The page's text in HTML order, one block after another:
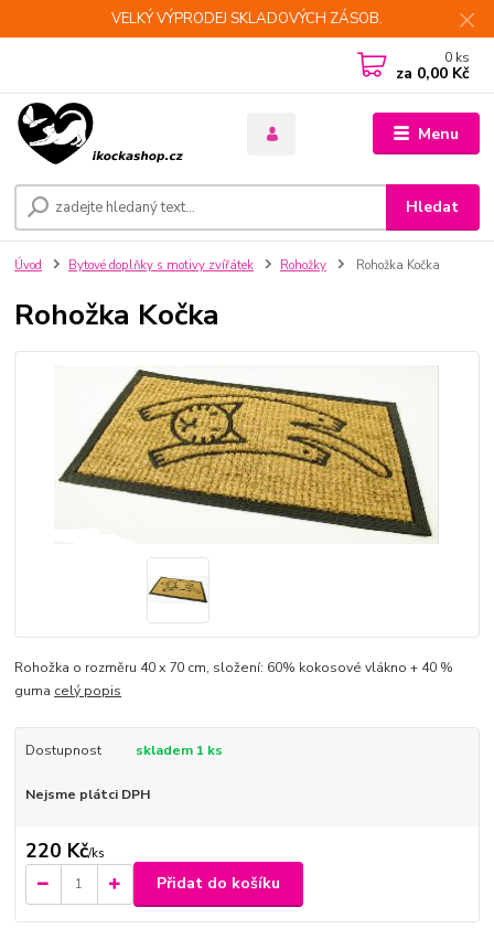
VELKÝ VÝPRODEJ SKLADOVÝCH ZÁSOB.
Menu
Hledat
0 ks
za 0,00 Kč
Úvod Bytové doplňky s motivy zvířátek Rohožky Rohožka Kočka
Rohožka Kočka
Rohožka o rozměru 40 x 70 cm, složení: 60% kokosové vlákno + 40 %
guma celý popis
Dostupnost skladem 1 ks
Nejsme plátci DPH
220 Kč/ks
Přidat do košíku